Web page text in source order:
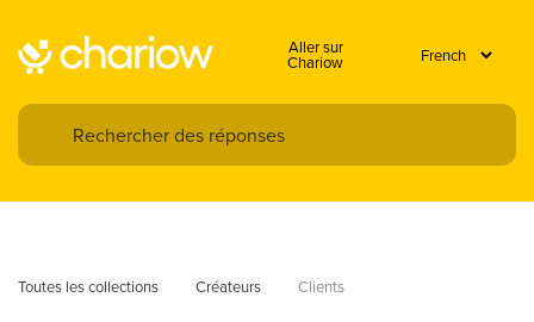
Aller sur
Chariow
Toutes les collections Créateurs Clients